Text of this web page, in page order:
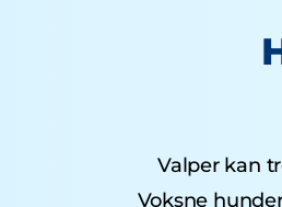
Valper kan
Voksne